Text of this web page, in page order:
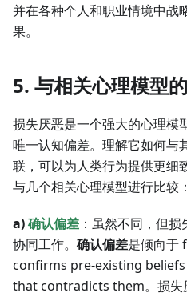
并在各种个人和职业情境中战
果。
5. 与相关心理模型
损失厌恶是一个强大的心理模
唯一认知偏差。理解它如何与
联，可以为人类行为提供更细
与几个相关心理模型进行比较：
a)确认偏差 ：虽然不同，但
协同工作。 确认偏差是倾向
confirms pre-existing
that contradicts them。损失